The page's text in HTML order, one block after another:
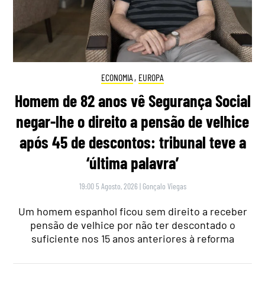
ECONOMIA , EUROPA
Homem de 82 anos vê Segurança Social
negar-lhe o direito a pensão de velhice
após 45 de descontos: tribunal teve a
‘última palavra’
19:00 5 Agosto, 2026 | Gonçalo Viegas
Um homem espanhol ficou sem direito a receber
pensão de velhice por não ter descontado o
suficiente nos 15 anos anteriores à reforma